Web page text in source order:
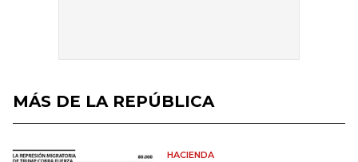
MÁS DE LA REPÚBLICA
HACIENDA